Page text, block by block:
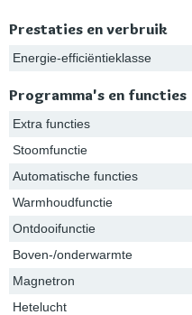
Prestaties en verbruik
Energie-efficiëntieklasse
Programma's en functies
Extra functies
Stoomfunctie
Automatische functies
Warmhoudfunctie
Ontdooifunctie
Boven-/onderwarmte
Magnetron
Hetelucht